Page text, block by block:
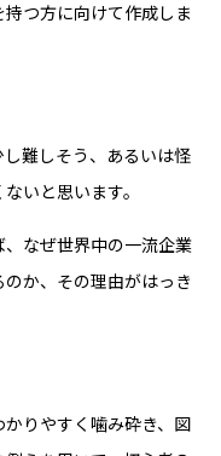
つ方に向けて作成しま
し難しそう、あるいは怪
いと思います。
なぜ世界中の一流企業
か、その理由がはっき
りやすく噛み砕き、図